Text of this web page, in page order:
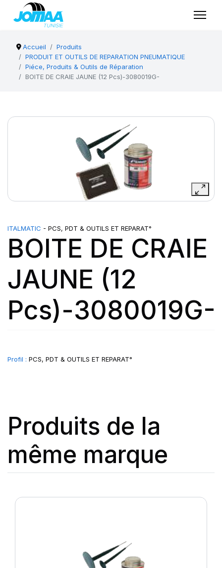
Accueil
Produits
PRODUIT ET OUTILS DE REPARATION PNEUMATIQUE
Piéce, Produits & Outils de Réparation
BOITE DE CRAIE JAUNE (12 Pcs)-3080019G-
ITALMATIC - PCS, PDT & OUTILS ET REPARAT°
BOITE DE CRAIE
JAUNE (12
Pcs)-3080019G-
Profil : PCS, PDT & OUTILS ET REPARAT°
Produits de la
même marque